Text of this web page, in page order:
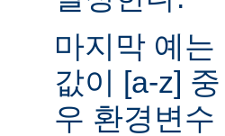
마지막 예
값이 [a-z]
우 환경변수